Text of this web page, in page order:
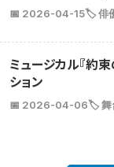
📅 2026-04-15🏷️ 俳
ミュージカル『約
ション
📅 2026-04-06🏷️ 舞